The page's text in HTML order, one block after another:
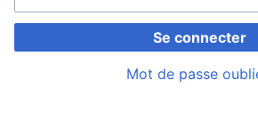
Se connecter
Mot de passe